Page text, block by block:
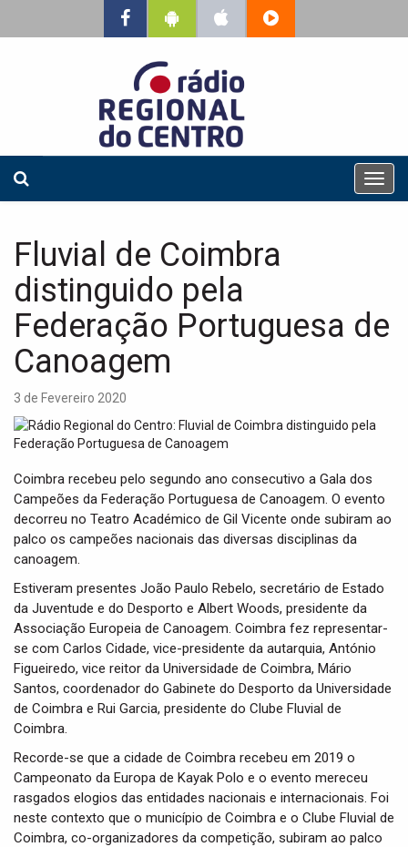
T
o
v
i
Fluvial de Coimbra
distinguido pela
Federação Portuguesa de
Canoagem
3 de Fevereiro 2020
Coimbra recebeu pelo segundo ano consecutivo a Gala dos
Campeões da Federação Portuguesa de Canoagem. O evento
decorreu no Teatro Académico de Gil Vicente onde subiram ao
palco os campeões nacionais das diversas disciplinas da
canoagem.
Estiveram presentes João Paulo Rebelo, secretário de Estado
da Juventude e do Desporto e Albert Woods, presidente da
Associação Europeia de Canoagem. Coimbra fez representar-
se com Carlos Cidade, vice-presidente da autarquia, António
Figueiredo, vice reitor da Universidade de Coimbra, Mário
Santos, coordenador do Gabinete do Desporto da Universidade
de Coimbra e Rui Garcia, presidente do Clube Fluvial de
Coimbra.
Recorde-se que a cidade de Coimbra recebeu em 2019 o
Campeonato da Europa de Kayak Polo e o evento mereceu
rasgados elogios das entidades nacionais e internacionais. Foi
neste contexto que o município de Coimbra e o Clube Fluvial de
Coimbra, co-organizadores da competição, subiram ao palco